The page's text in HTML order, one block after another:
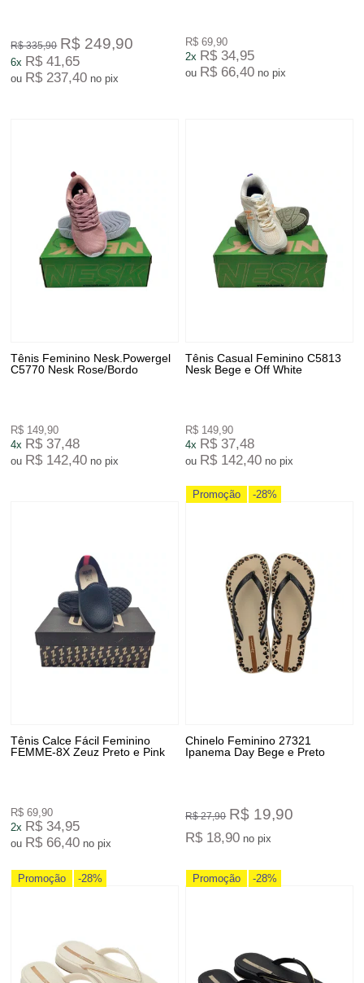
R$ 335,90 R$ 249,90
6x R$ 41,65
ou R$ 237,40 no pix
R$ 69,90
2x R$ 34,95
ou R$ 66,40 no pix
Tênis Feminino Nesk.Powergel
C5770 Nesk Rose/Bordo
R$ 149,90
4x R$ 37,48
ou R$ 142,40 no pix
Tênis Casual Feminino C5813
Nesk Bege e Off White
R$ 149,90
4x R$ 37,48
ou R$ 142,40 no pix
Tênis Calce Fácil Feminino
FEMME-8X Zeuz Preto e Pink
R$ 69,90
2x R$ 34,95
ou R$ 66,40 no pix
Promoção -28%
Chinelo Feminino 27321
Ipanema Day Bege e Preto
R$ 27,90 R$ 19,90
R$ 18,90 no pix
Promoção -28% Promoção -28%